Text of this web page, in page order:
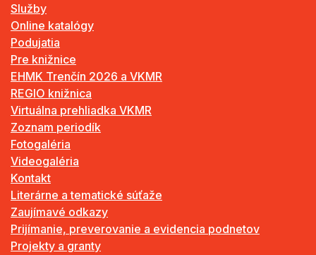
Služby
Online katalógy
Podujatia
Pre knižnice
EHMK Trenčín 2026 a VKMR
REGIO knižnica
Virtuálna prehliadka VKMR
Zoznam periodík
Fotogaléria
Videogaléria
Kontakt
Literárne a tematické súťaže
Zaujímavé odkazy
Prijímanie, preverovanie a evidencia podnetov
Projekty a granty